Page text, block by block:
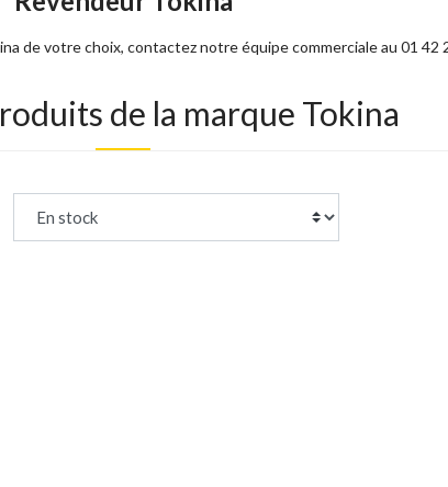
de votre choix, contactez notre équipe commerciale au 01 42
de la marque Tokina